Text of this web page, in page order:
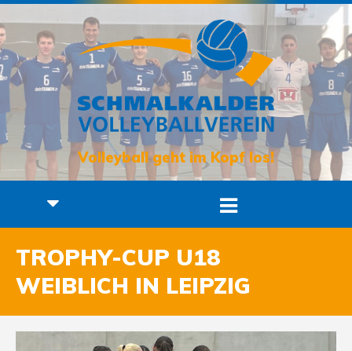
Volleyball geht im Kopf los!
TROPHY-CUP U18
WEIBLICH IN LEIPZIG